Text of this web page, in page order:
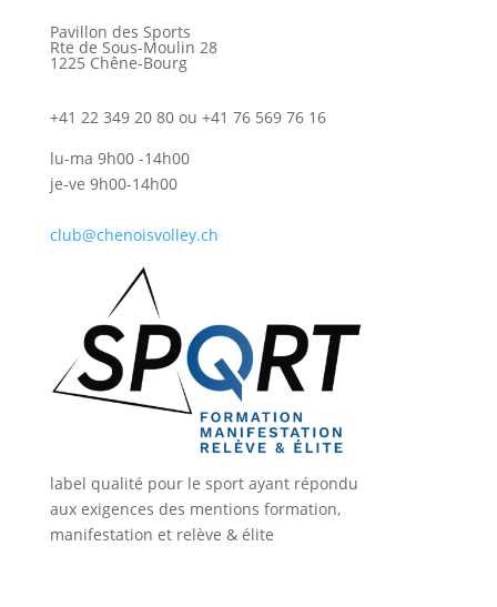
Pavillon des Sports
Rte de Sous-Moulin 28
1225 Chêne-Bourg
+41 22 349 20 80 ou +41 76 569 76 16
lu-ma 9h00 -14h00
je-ve 9h00-14h00
club@chenoisvolley.ch
label qualité pour le sport ayant répondu
aux exigences des mentions formation,
manifestation et relève & élite